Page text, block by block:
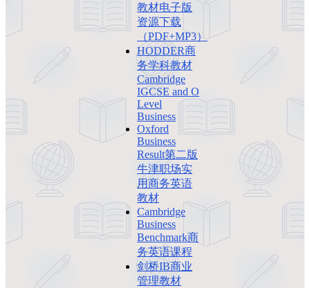
教材电子版
资源下载
（PDF+MP3）
HODDER商
务学科教材
Cambridge
IGCSE and O
Level
Business
Oxford
Business
Result第二版
牛津职场实
用商务英语
教材
Cambridge
Business
Benchmark商
务英语课程
剑桥IB商业
管理教材